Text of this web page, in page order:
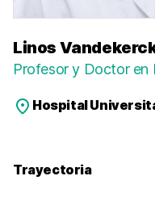
Linos
Profesor y Doctor en
Hospital
Trayectoria